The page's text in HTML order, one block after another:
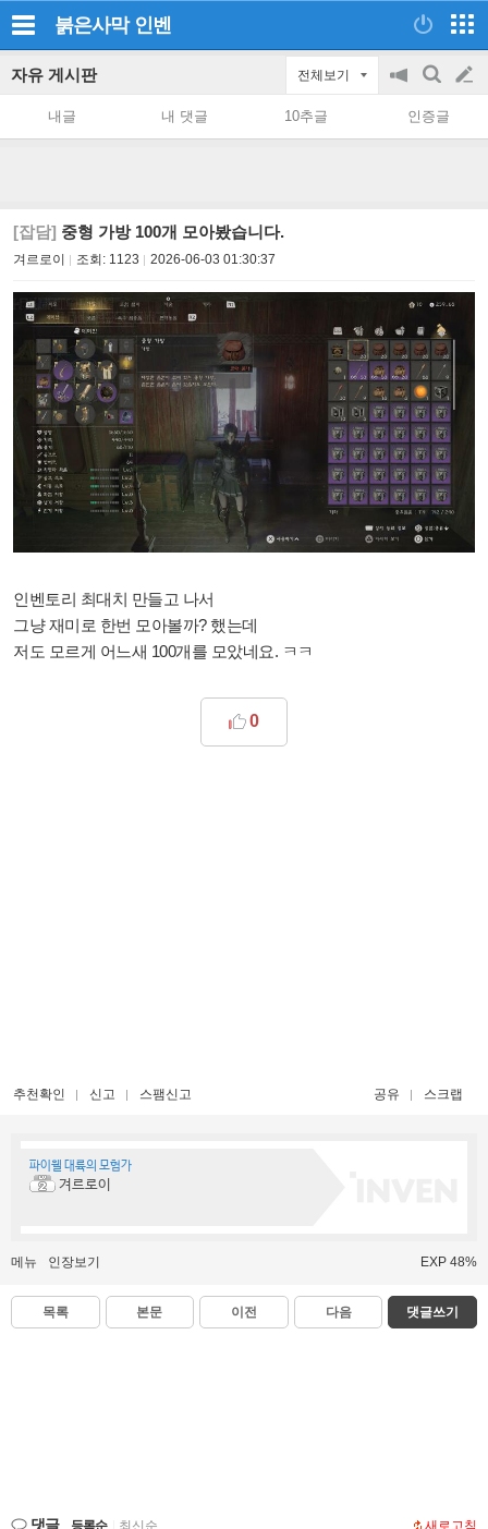
붉은사막 인벤
자유 게시판 전체보기
공
on/off
검
색
글
쓰
내글 내 댓글 10추글 인증글
[잡담] 중형 가방 100개 모아봤습니다.
겨르로이 조회: 1123 2026-06-03 01:30:37
인벤토리 최대치 만들고 나서
그냥 재미로 한번 모아볼까? 했는데
저도 모르게 어느새 100개를 모았네요. ㅋㅋ
0
추천확인 신고 스팸신고 공유 스크랩
파이웰 대륙의 모험가
겨르로이
메뉴 인장보기 EXP 48%
목록 본문 이전 다음 댓글쓰기
댓글 등록순 최신순 새로고침